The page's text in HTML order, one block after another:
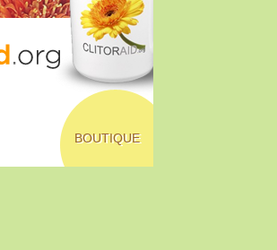
BOUTIQUE